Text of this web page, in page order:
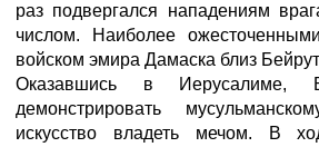
раз подвергался нападениям
числом. Наиболее
войском эмира Дамаска близ
Оказавшись в Иерусалиме,
демонстрировать
искусство владеть мечом. В